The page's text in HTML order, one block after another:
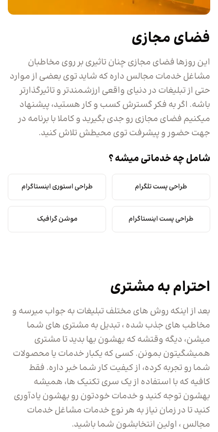
فضای مجازی
این روزها فضای مجازی چنان تاثیری بر روی مخاطبان
مشاغل خدمات مجالس داره که شاید توی بعضی از موارد
حتی از تبلیغات در دنیای واقعی ارزشمندتر و تاثیرگذارتر
باشه. اگر به فکر گسترش کسب و کار هستید، پیشنهاد
میکنیم فضای مجازی رو جدی بگیرید و کاملا با برنامه در
جهت حضور و پیشرفت توی محیطش تلاش کنید.
شامل چه خدماتی میشه ؟
طراحی پست تلگرام طراحی استوری اینستاگرام
طراحی پست اینستاگرام موشن گرافیک
احترام به مشتری
بعد از اینکه روش های مختلف تبلیغات به جواب میرسه و
مخاطب های جذب شده ، تبدیل به مشتری های شما
میشن، دیگه وقتشه که بهشون بها بدید تا مشتری
همیشگیتون بمونن. کسی که یکبار خدمات یا محصولات
شما رو تجربه کرده، از کیفیت کار شما خبر داره. فقط
کافیه که با استفاده از یک سری تکنیک ها، همیشه
بهشون توجه کنید و خدمات خودتون رو بهشون یادآوری
کنید تا در زمان نیاز به هر نوع خدمات مشاغل خدمات
مجالس ، اولین انتخابشون شما باشید.